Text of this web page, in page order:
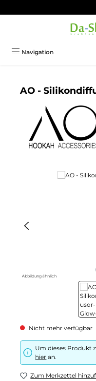
Navigation
AO -
Bildergalerie
Abbildung ähnlich
Nicht mehr verfügbar
Um dieses Produkt
hier an.
Zum Merkzettel